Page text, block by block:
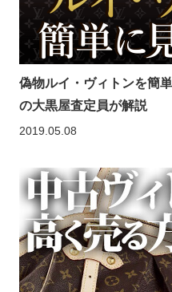
偽物ルイ・ヴィトンを簡
の大黒屋査定員が解説
2019.05.08